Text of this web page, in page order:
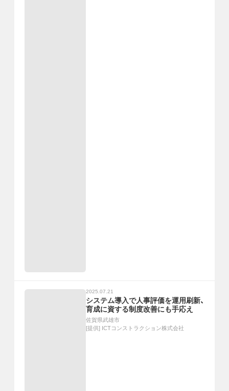
2025.07.21
システム導入で人事評価を運用刷新、
育成に資する制度改善にも手応え
佐賀県武雄市
[提供] ICTコンストラクション株式会社